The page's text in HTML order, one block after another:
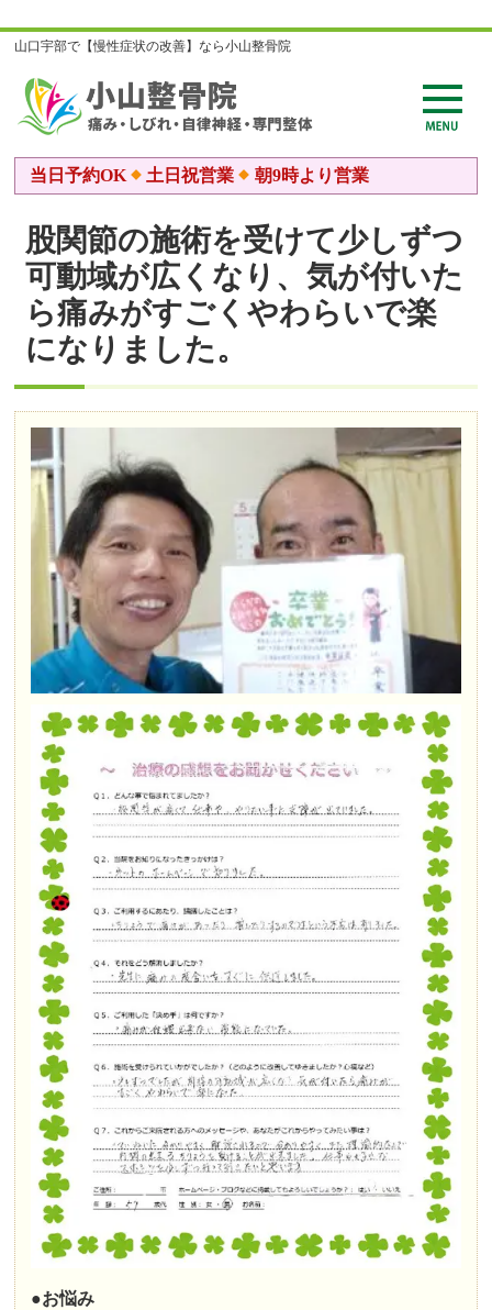
山口宇部で【慢性症状の改善】なら小山整骨院
当日予約OK 土日祝営業 朝9時より営業
股関節の施術を受けて少しずつ
可動域が広くなり、気が付いた
ら痛みがすごくやわらいで楽
になりました。
●お悩み